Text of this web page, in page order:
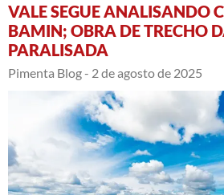
VALE SEGUE ANALISANDO
BAMIN; OBRA DE TRECHO
PARALISADA
Pimenta Blog - 2 de agosto de 2025